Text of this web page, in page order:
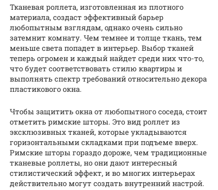
Тканевая роллета, изготовленная из плотного
материала, создаст эффективный барьер
любопытным взглядам, однако очень сильно
затемнит комнату. Чем темнее и толще ткань, тем
меньше света попадет в интерьер. Выбор тканей
теперь огромен и каждый найдет среди них что-то,
что будет соответствовать стилю квартиры и
выполнять спектр требований относительно декора
пластикового окна.
Чтобы защитить окна от любопытного соседа, стоит
отметить римские шторы. Это вид роллет из
эксклюзивных тканей, которые укладываются
горизонтальными складками при подъеме вверх.
Римские шторы гораздо дороже, чем традиционные
тканевые роллеты, но они дают интересный
стилистический эффект, и во многих интерьерах
действительно могут создать внутренний настрой.